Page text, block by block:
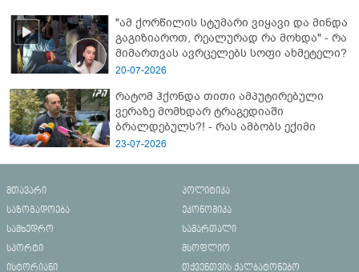
"ამ ქორწილის სტუმარი ვიყავი და მინდა
გაგიზიაროთ, რეალურად რა მოხდა" - რა
მიმართვას ავრცელებს სოფი ახმეტელი?
20-07-2026
რატომ ჰქონდა თითი ამპუტირებული
ვერაზე მომხდარ ტრაგედიაში
ბრალდებულს?! - რას ამბობს ექიმი
23-07-2026
მთავარი
პოლიტიკა
საზოგადოება
ეკონომიკა
სამხედრო
სამართალი
სპორტი
მსოფლიო
ისტორიანი
თქვენთვის ქალბატონებო